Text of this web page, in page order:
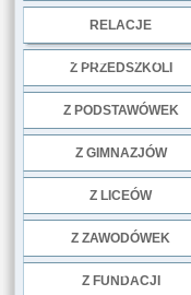
RELACJE
Z PRZEDSZKOLI
Z PODSTAWÓWEK
Z GIMNAZJÓW
Z LICEÓW
Z ZAWODÓWEK
Z FUNDACJI